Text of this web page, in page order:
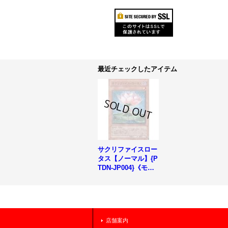
最近チェックしたアイテム
サクリファイスロー
タス【ノーマル】{P
TDN-JP004}《モン
店舗案内